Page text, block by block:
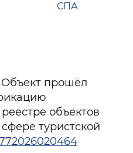
СПА
прошёл
объектов
туристской